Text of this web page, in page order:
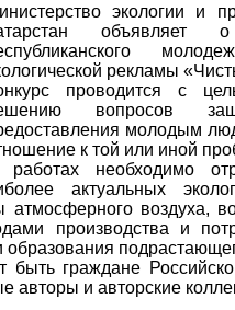
экологии и
объявляет
рекламы
проводится с
вопросов
молодым
к той или иной
работах необходимо
актуальных
воздуха,
производства и
образования
быть граждане
авторы и авторские